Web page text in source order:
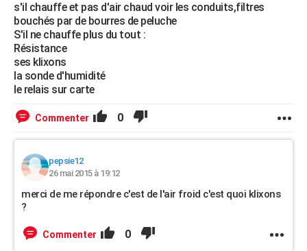
Bricolage
Lifestyle
Culture
Sport
Auto
Television
Voyage
Cinema
s'il chauffe et pas d'air chaud voir les conduits,filtres
bouchés par de bourres de peluche
S'il ne chauffe plus du tout :
Résistance
ses klixons
la sonde d'humidité
le relais sur carte
Commenter 0
pepsie12
26 mai 2015 à 19:12
merci de me répondre c'est de l'air froid c'est quoi klixons
?
Commenter 0